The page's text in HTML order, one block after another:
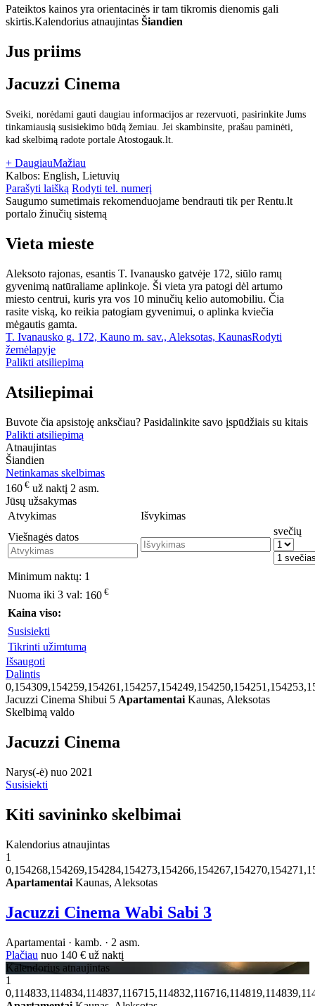
Pateiktos kainos yra orientacinės ir tam tikromis dienomis gali
skirtis.Kalendorius atnaujintas Šiandien
Jus priims
Jacuzzi Cinema
Sveiki, norėdami gauti daugiau informacijos ar rezervuoti, pasirinkite Jums
tinkamiausią susisiekimo būdą žemiau. Jei skambinsite, prašau paminėti,
kad skelbimą radote portale Atostogauk.lt.
+ DaugiauMažiau
Kalbos: English, Lietuvių
Parašyti laišką Rodyti tel. numerį
Saugumo sumetimais rekomenduojame bendrauti tik per Rentu.lt
portalo žinučių sistemą
Vieta mieste
Aleksoto rajonas, esantis T. Ivanausko gatvėje 172, siūlo ramų
gyvenimą natūraliame aplinkoje. Ši vieta yra patogi dėl artumo
miesto centrui, kuris yra vos 10 minučių kelio automobiliu. Čia
rasite viską, ko reikia patogiam gyvenimui, o aplinka kviečia
mėgautis gamta.
T. Ivanausko g. 172, Kauno m. sav., Aleksotas, KaunasRodyti
žemėlapyje
Palikti atsiliepimą
Atsiliepimai
Buvote čia apsistoję anksčiau? Pasidalinkite savo įspūdžiais su kitais
Palikti atsiliepimą
Atnaujintas
Šiandien
Netinkamas skelbimas
160 € už naktį 2 asm.
Jūsų užsakymas
Atvykimas
Išvykimas
Viešnagės datos
svečių
Minimum naktų: 1
Nuoma iki 3 val: 160 €
Kaina viso:
Susisiekti
Tikrinti užimtumą
Išsaugoti
Dalintis
Jacuzzi Cinema Shibui 5 Apartamentai Kaunas, Aleksotas
Skelbimą valdo
Jacuzzi Cinema
Narys(-ė) nuo 2021
Susisiekti
Kiti savininko skelbimai
Kalendorius atnaujintas
1
Apartamentai Kaunas, Aleksotas
Jacuzzi Cinema Wabi Sabi 3
Apartamentai · kamb. · 2 asm.
Plačiau nuo 140 € už naktį
Kalendorius atnaujintas
1